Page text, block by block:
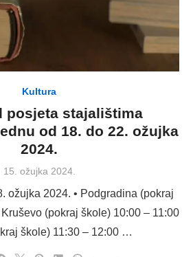
Kultura
posjeta stajalištima
od 18. do 22. ožujka
2024.
Posted
15. ožujka 2024.
ožujka 2024. • Podgradina (pokraj
(pokraj škole) 10:00 – 11:00
škole) 11:30 – 12:00 …